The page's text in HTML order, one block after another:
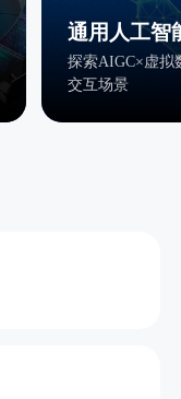
通用人工智
探索AIGC×虚拟
交互场景